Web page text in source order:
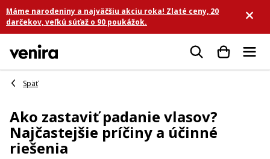
Prejsť
na
obsah
Máme narodeniny a najväčšiu akciu roka! Zlaté ceny, 20
darčekov, veľkú súťaž o 90 poukážok.
Hľadať
Ako zastaviť padanie vlasov?
Najčastejšie príčiny a účinné
riešenia